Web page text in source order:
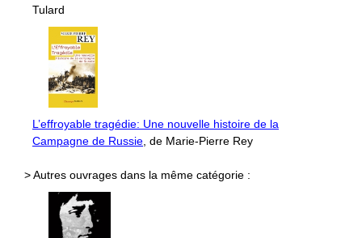
Tulard
L’effroyable tragédie: Une nouvelle histoire de la
Campagne de Russie , de Marie-Pierre Rey
> Autres ouvrages dans la même catégorie :